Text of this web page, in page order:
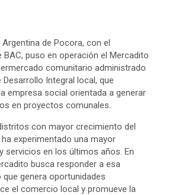
de Pocora, con el
puso en operación el Mercadito
comunitario administrado
Integral local, que
empresa social orientada a generar
en proyectos comunales.
con mayor crecimiento del
experimentado una mayor
servicios en los últimos años. En
busca responder a esa
genera oportunidades
el comercio local y promueve la